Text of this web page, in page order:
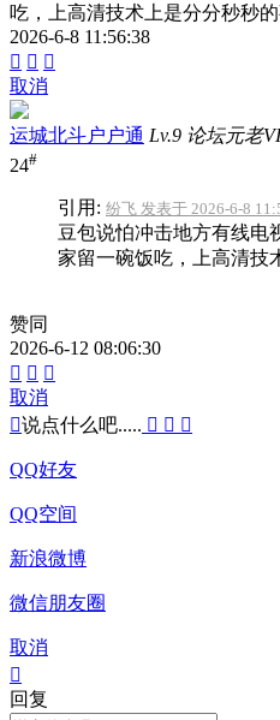
吃，上高清技术上是分分秒秒
2026-6-8 11:56:38
  
取消
运城北斗户户通 Lv.9 论坛元老
24#
引用: 纷飞 发表于 2026-6-8
豆包说怕冲击地方有线电
家留一碗饭吃，上高清技
赞同
2026-6-12 08:06:30
  
取消
说点什么吧.....   
QQ好友
QQ空间
新浪微博
微信朋友圈
取消

回复